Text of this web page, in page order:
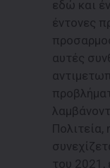
εδώ και
έντονες
αυτές
Πολιτεία,
του 2021,